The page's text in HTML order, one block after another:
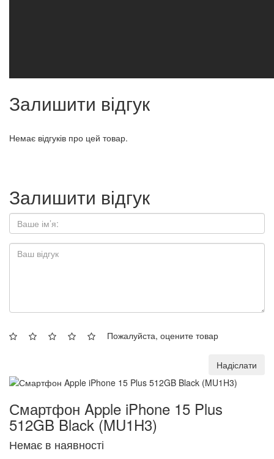
Залишити відгук
Немає відгуків про цей товар.
Залишити відгук
Пожалуйста, оцените товар
Надіслати
Смартфон Apple iPhone 15 Plus
512GB Black (MU1H3)
Немає в наявності